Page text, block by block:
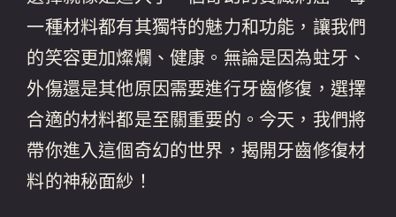
一種材料都有其獨特的魅力和功能，讓我們
的笑容更加燦爛、健康。無論是因為蛀牙、
外傷還是其他原因需要進行牙齒修復，選擇
合適的材料都是至關重要的。今天，我們將
帶你進入這個奇幻的世界，揭開牙齒修復材
料的神秘面紗！